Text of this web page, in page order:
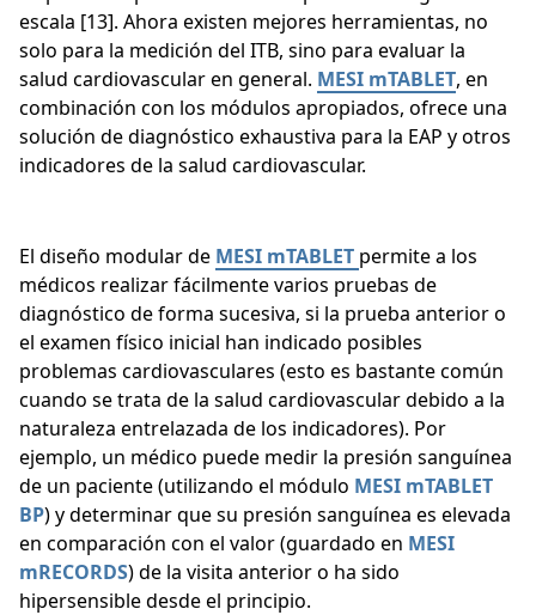
escala [13]. Ahora existen mejores herramientas, no
solo para la medición del ITB, sino para evaluar la
salud cardiovascular en general. MESI mTABLET, en
combinación con los módulos apropiados, ofrece una
solución de diagnóstico exhaustiva para la EAP y otros
indicadores de la salud cardiovascular.
El diseño modular de MESI mTABLET permite a los
médicos realizar fácilmente varios pruebas de
diagnóstico de forma sucesiva, si la prueba anterior o
el examen físico inicial han indicado posibles
problemas cardiovasculares (esto es bastante común
cuando se trata de la salud cardiovascular debido a la
naturaleza entrelazada de los indicadores). Por
ejemplo, un médico puede medir la presión sanguínea
de un paciente (utilizando el módulo MESI mTABLET
BP) y determinar que su presión sanguínea es elevada
en comparación con el valor (guardado en MESI
mRECORDS) de la visita anterior o ha sido
hipersensible desde el principio.